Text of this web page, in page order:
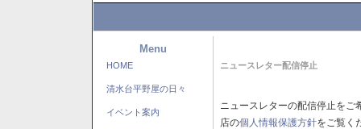
Menu
HOME
清水台平野屋の日々
イベント案内
ニュースレター配信停止
ニュースレターの配信停止を
店の個人情報保護方針をご覧く